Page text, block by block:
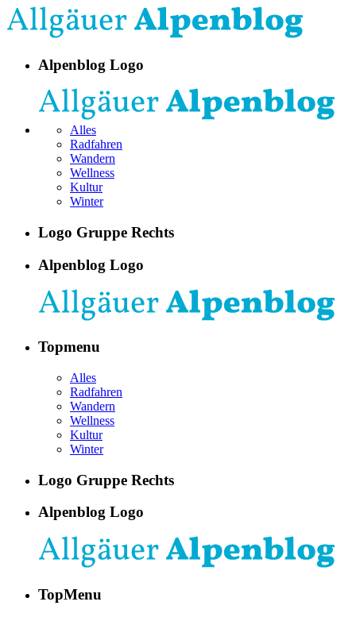
Alpenblog Logo
Alles
Radfahren
Wandern
Wellness
Kultur
Winter
Logo Gruppe Rechts
Alpenblog Logo
Topmenu
Alles
Radfahren
Wandern
Wellness
Kultur
Winter
Logo Gruppe Rechts
Alpenblog Logo
TopMenu